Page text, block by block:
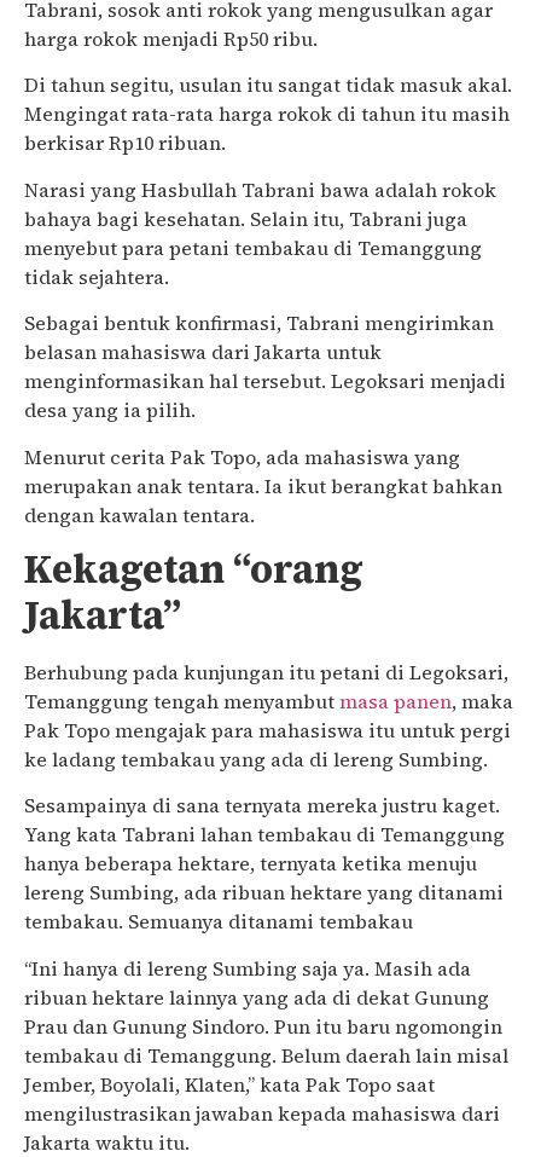
Tabrani, sosok anti rokok yang mengusulkan agar
harga rokok menjadi Rp50 ribu.
Di tahun segitu, usulan itu sangat tidak masuk akal.
Mengingat rata-rata harga rokok di tahun itu masih
berkisar Rp10 ribuan.
Narasi yang Hasbullah Tabrani bawa adalah rokok
bahaya bagi kesehatan. Selain itu, Tabrani juga
menyebut para petani tembakau di Temanggung
tidak sejahtera.
Sebagai bentuk konfirmasi, Tabrani mengirimkan
belasan mahasiswa dari Jakarta untuk
menginformasikan hal tersebut. Legoksari menjadi
desa yang ia pilih.
Menurut cerita Pak Topo, ada mahasiswa yang
merupakan anak tentara. Ia ikut berangkat bahkan
dengan kawalan tentara.
Kekagetan “orang
Jakarta”
Berhubung pada kunjungan itu petani di Legoksari,
Temanggung tengah menyambutmasa panen, maka
Pak Topo mengajak para mahasiswa itu untuk pergi
ke ladang tembakau yang ada di lereng Sumbing.
Sesampainya di sana ternyata mereka justru kaget.
Yang kata Tabrani lahan tembakau di Temanggung
hanya beberapa hektare, ternyata ketika menuju
lereng Sumbing, ada ribuan hektare yang ditanami
tembakau. Semuanya ditanami tembakau
“Ini hanya di lereng Sumbing saja ya. Masih ada
ribuan hektare lainnya yang ada di dekat Gunung
Prau dan Gunung Sindoro. Pun itu baru ngomongin
tembakau di Temanggung. Belum daerah lain misal
Jember, Boyolali, Klaten,” kata Pak Topo saat
mengilustrasikan jawaban kepada mahasiswa dari
Jakarta waktu itu.